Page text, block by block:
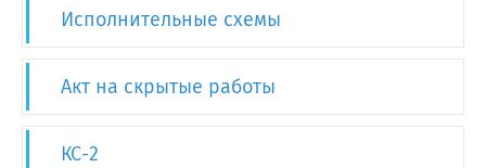
Исполнительные схемы
Акт на скрытые работы
КС-2